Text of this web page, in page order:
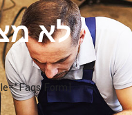
לא
[contact-form-7 id="14" title="Faqs Form"]